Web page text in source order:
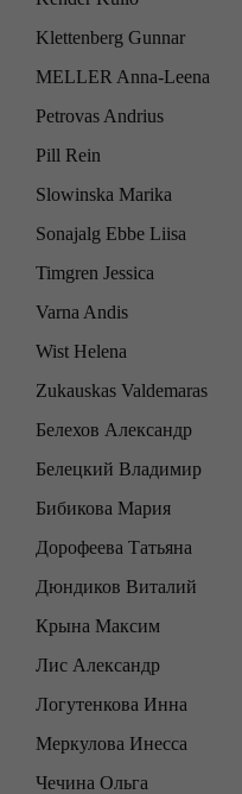
Klettenberg Gunnar
MELLER Anna-Leena
Petrovas Andrius
Pill Rein
Slowinska Marika
Sonajalg Ebbe Liisa
Timgren Jessica
Varna Andis
Wist Helena
Zukauskas Valdemaras
Белехов Александр
Белецкий Владимир
Бибикова Мария
Дорофеева Татьяна
Дюндиков Виталий
Крына Максим
Лис Александр
Логутенкова Инна
Меркулова Инесса
Чечина Ольга